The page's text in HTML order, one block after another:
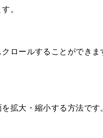
。
ロールすることができ
拡大・縮小する方法で